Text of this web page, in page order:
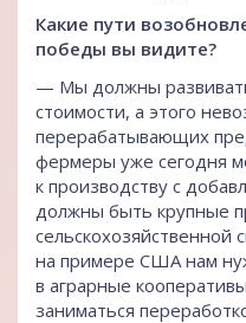
Какие пути
победы вы видите?
— Мы должны
стоимости, а этого
перерабатывающих
фермеры уже сегодня
к производству с
должны быть крупные
сельскохозяйственной
на примере США нам
в аграрные
заниматься